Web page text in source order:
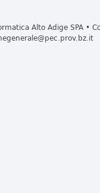
Alto Adige SPA •